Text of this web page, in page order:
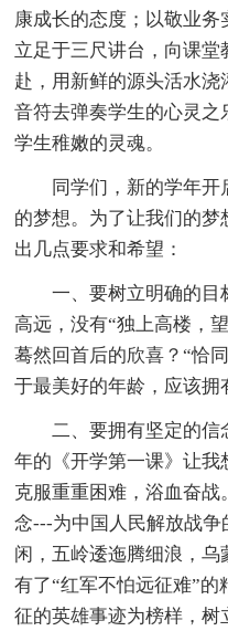
康成长的态度；以敬业务
立足于三尺讲台，向课
赴，用新鲜的源头活水
音符去弹奏学生的心灵
学生稚嫩的灵魂。
同学们，新的学年
的梦想。为了让我们的
出几点要求和希望：
一、要树立明确的目
高远，没有“独上高楼，
蓦然回首后的欣喜？“恰
于最美好的年龄，应该拥
二、要拥有坚定的
年的《开学第一课》让我
克服重重困难，浴血奋
念---为中国人民解放战
闲，五岭逶迤腾细浪，
有了“红军不怕远征难”
征的英雄事迹为榜样，树